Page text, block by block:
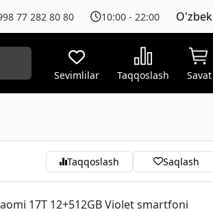
77 282 80 80 10:00 - 22:00 O'zbek
Sevimlilar Taqqoslash Savat
Taqqoslash Saqlash
17T 12+512GB Violet smartfoni